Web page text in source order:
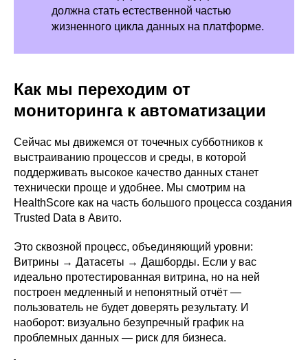
должна стать естественной частью
жизненного цикла данных на платформе.
Как мы переходим от
мониторинга к автоматизации
Сейчас мы движемся от точечных субботников к
выстраиванию процессов и среды, в которой
поддерживать высокое качество данных станет
технически проще и удобнее. Мы смотрим на
HealthScore как на часть большого процесса создания
Trusted Data в Авито.
Это сквозной процесс, объединяющий уровни:
Витрины → Датасеты → Дашборды. Если у вас
идеально протестированная витрина, но на ней
построен медленный и непонятный отчёт —
пользователь не будет доверять результату. И
наоборот: визуально безупречный график на
проблемных данных — риск для бизнеса.
Сведения о программном обеспечении, включенном в РПО
Минцифры и способах предоставления прав
их использования:
1) Название: Программа для ЭВМ «hrmka» версия 1.0.
Реестровая запись № 25 407 от 12.12.2024, сайт:
https://hrmka.ru/
2) Название: Программное обеспечение «Аналитическая
платформа Trisigma». Реестровая запись № 27 762
Общество с ограниченной ответственностью «Авито Тех»
(ООО «Авито Тех»)
ИНН: 9 710 089 440, ОКВЭД: 62.01 (основной)
технологий, осуществляемых организацией, в соответствии
с перечнем видов деятельности в области информационных
технологий: 1.01, 2.01
Адрес: 125 196, г. Москва, вн. тер. г. Муниципальный округ
Тверской, ул Лесная, д. 7, этаж 5, ком. 1−39
Компания ООО «Авито Тех» проектирует, разрабатывает,
обновляет, модифицирует и исправляет программы для ЭВМ
VK
YouTube